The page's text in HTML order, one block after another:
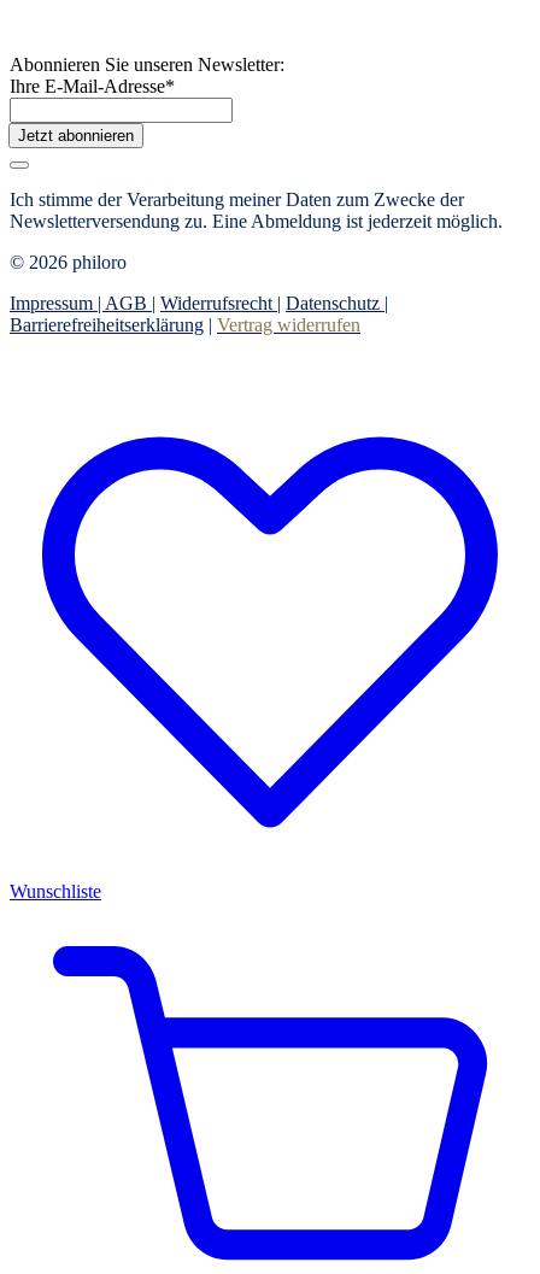
Abonnieren Sie unseren Newsletter:
Ihre E-Mail-Adresse*
Jetzt abonnieren
Ich stimme der Verarbeitung meiner Daten zum Zwecke der
Newsletterversendung zu. Eine Abmeldung ist jederzeit möglich.
© 2026 philoro
Impressum | AGB | Widerrufsrecht | Datenschutz |
Barrierefreiheitserklärung | Vertrag widerrufen
Wunschliste